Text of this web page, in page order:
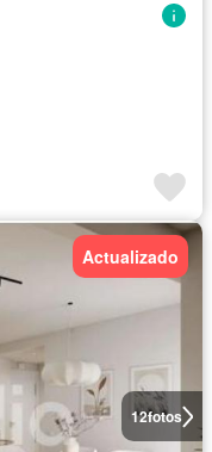
12fotos
Actualizado